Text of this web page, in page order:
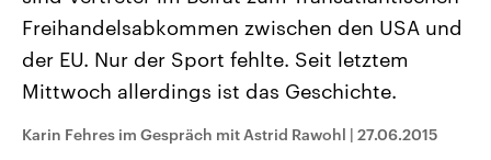
Landtagswahl Sachsen-Anhalt
2026
Alle Informationen
Sachsen-Anhalt wählt am 6.
Landtag. Seit 2021 wird das
USA
Aktuelle Beiträge,
Hintergründe
Wirtschaftlich und
den mächtigsten Ländern
Freihandelsabkommen zwischen den USA und
der EU. Nur der Sport fehlte. Seit letztem
Mittwoch allerdings ist das Geschichte.
Karin Fehres im Gespräch mit Astrid Rawohl | 27.06.2015